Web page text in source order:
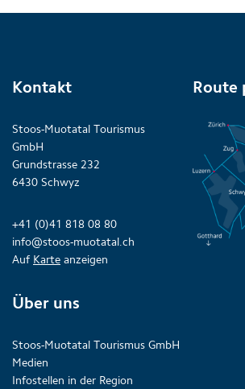
Kontakt
Stoos-Muotatal Tourismus
GmbH
Grundstrasse 232
6430 Schwyz
+41 (0)41 818 08 80
info@stoos-muotatal.ch
Auf Karte anzeigen
Route
Über uns
Stoos-Muotatal Tourismus GmbH
Medien
Infostellen in der Region